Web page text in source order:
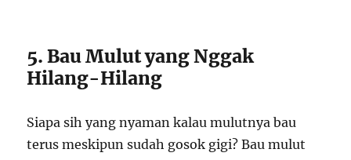
5. Bau Mulut yang Nggak
Hilang-Hilang
Siapa sih yang nyaman kalau mulutnya bau
terus meskipun sudah gosok gigi? Bau mulut